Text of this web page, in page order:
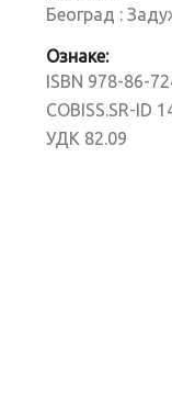
Београд :
Ознаке:
ISBN 978-86-
COBISS.SR-ID
УДК 82.09